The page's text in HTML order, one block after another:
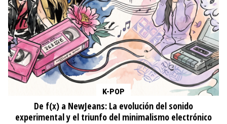
K-POP
De f(x) a NewJeans: La evolución del sonido
experimental y el triunfo del minimalismo electrónico